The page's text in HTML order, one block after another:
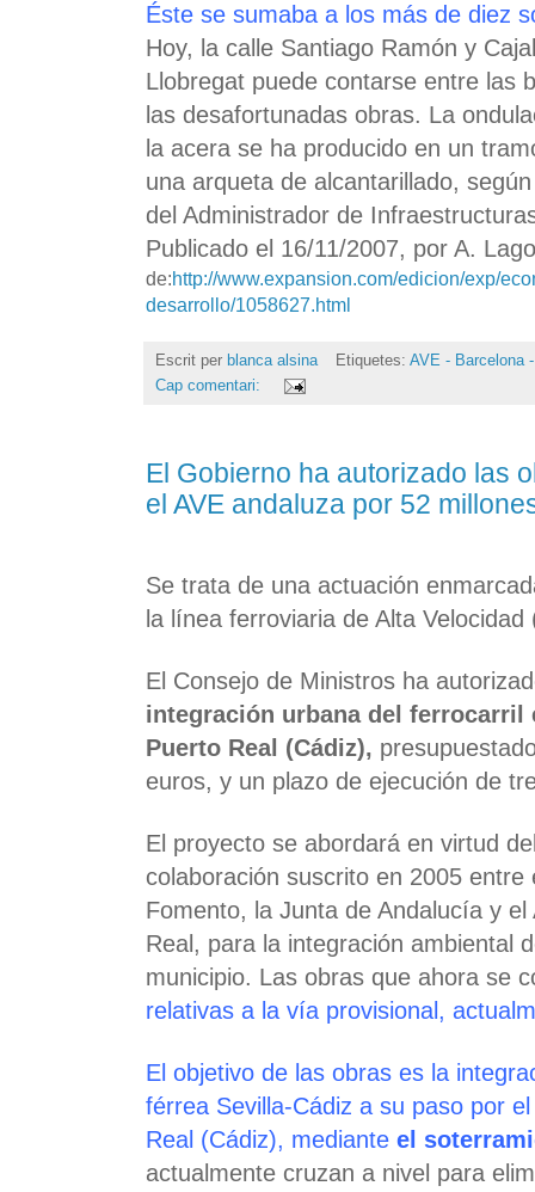
Éste se sumaba a los más de diez
Hoy, la calle Santiago Ramón y
Llobregat puede contarse entre las
las desafortunadas obras. La
la acera se ha producido en un
una arqueta de alcantarillado,
del Administrador de
Publicado el 16/11/2007, por A. Lago
de:http://www.expansion.com/edicion/exp/
desarrollo/1058627.html
Escrit per blanca alsina Etiquetes: AVE - Barcelona
Cap comentari:
El Gobierno ha autorizado las
el AVE andaluza por 52
Se trata de una actuación
la línea ferroviaria de Alta Velocidad
El Consejo de Ministros ha
integración urbana del ferrocarril
Puerto Real (Cádiz),
euros, y un plazo de ejecución de
El proyecto se abordará en virtud
colaboración suscrito en 2005 entre
Fomento, la Junta de Andalucía y
Real, para la integración ambiental
municipio. Las obras que ahora se
relativas a la vía provisional,
El objetivo de las obras es la
férrea Sevilla-Cádiz a su paso por
Real (Cádiz), mediante el
actualmente cruzan a nivel para